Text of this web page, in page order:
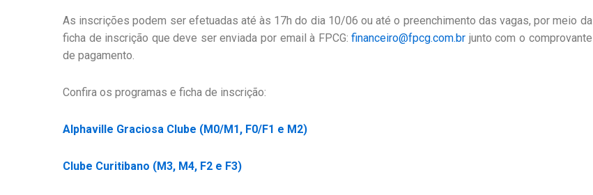
As inscrições podem ser efetuadas até às 17h do dia 10/06 ou até o preenchimento das vagas, por meio da
ficha de inscrição que deve ser enviada por email à FPCG:financeiro@fpcg.com.br junto com o comprovante
de pagamento.
Confira os programas e ficha de inscrição:
Alphaville Graciosa Clube (M0/M1, F0/F1 e M2)
Clube Curitibano (M3, M4, F2 e F3)